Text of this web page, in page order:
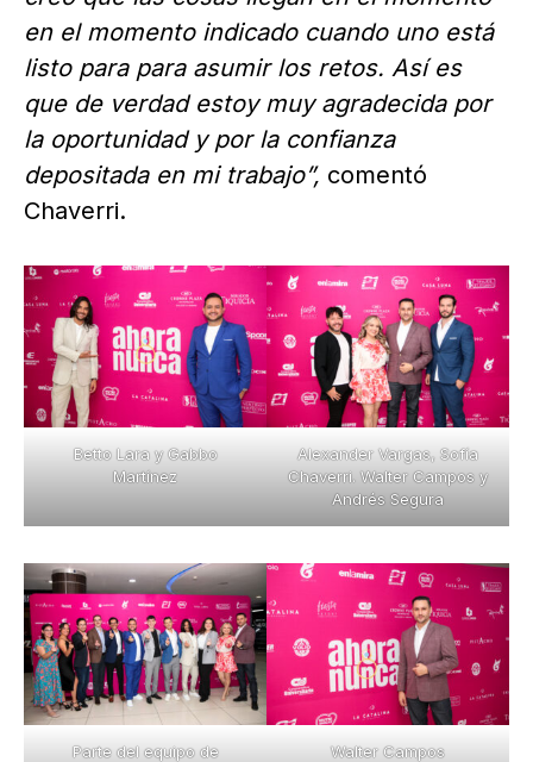
en el momento indicado cuando uno está
listo para para asumir los retos. Así es
que de verdad estoy muy agradecida por
la oportunidad y por la confianza
depositada en mi trabajo”, comentó
Chaverri.
Betto Lara y Gabbo
Martínez
Alexander Vargas, Sofía
Chaverri. Walter Campos y
Andrés Segura
Parte del equipo de
Walter Campos